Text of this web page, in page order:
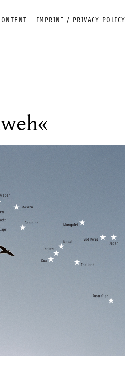
IMPRINT / PRIVACY POLICY